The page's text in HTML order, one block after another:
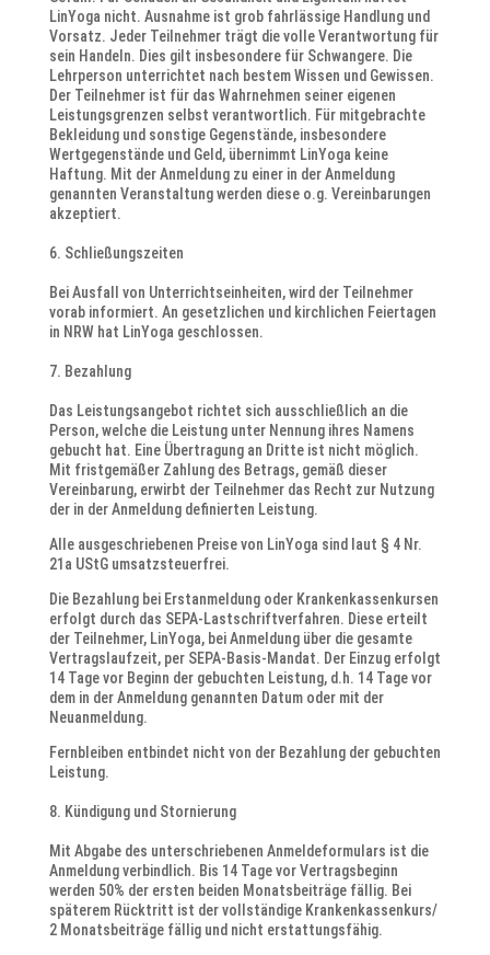
LinYoga nicht. Ausnahme ist grob fahrlässige Handlung und
Vorsatz. Jeder Teilnehmer trägt die volle Verantwortung für
sein Handeln. Dies gilt insbesondere für Schwangere. Die
Lehrperson unterrichtet nach bestem Wissen und Gewissen.
Der Teilnehmer ist für das Wahrnehmen seiner eigenen
Leistungsgrenzen selbst verantwortlich. Für mitgebrachte
Bekleidung und sonstige Gegenstände, insbesondere
Wertgegenstände und Geld, übernimmt LinYoga keine
Haftung. Mit der Anmeldung zu einer in der Anmeldung
genannten Veranstaltung werden diese o.g. Vereinbarungen
akzeptiert.
Schließungszeiten
Bei Ausfall von Unterrichtseinheiten, wird der Teilnehmer
vorab informiert. An gesetzlichen und kirchlichen Feiertagen
in NRW hat LinYoga geschlossen.
Bezahlung
Das Leistungsangebot richtet sich ausschließlich an die
Person, welche die Leistung unter Nennung ihres Namens
gebucht hat. Eine Übertragung an Dritte ist nicht möglich.
Mit fristgemäßer Zahlung des Betrags, gemäß dieser
Vereinbarung, erwirbt der Teilnehmer das Recht zur Nutzung
der in der Anmeldung definierten Leistung.
Alle ausgeschriebenen Preise von LinYoga sind laut § 4 Nr.
21a UStG umsatzsteuerfrei.
Die Bezahlung bei Erstanmeldung oder Krankenkassenkursen
erfolgt durch das SEPA-Lastschriftverfahren. Diese erteilt
der Teilnehmer, LinYoga, bei Anmeldung über die gesamte
Vertragslaufzeit, per SEPA-Basis-Mandat. Der Einzug erfolgt
14 Tage vor Beginn der gebuchten Leistung, d.h. 14 Tage vor
dem in der Anmeldung genannten Datum oder mit der
Neuanmeldung.
Fernbleiben entbindet nicht von der Bezahlung der gebuchten
Leistung.
Kündigung und Stornierung
Mit Abgabe des unterschriebenen Anmeldeformulars ist die
Anmeldung verbindlich. Bis 14 Tage vor Vertragsbeginn
werden 50% der ersten beiden Monatsbeiträge fällig. Bei
späterem Rücktritt ist der vollständige Krankenkassenkurs/
2 Monatsbeiträge fällig und nicht erstattungsfähig.